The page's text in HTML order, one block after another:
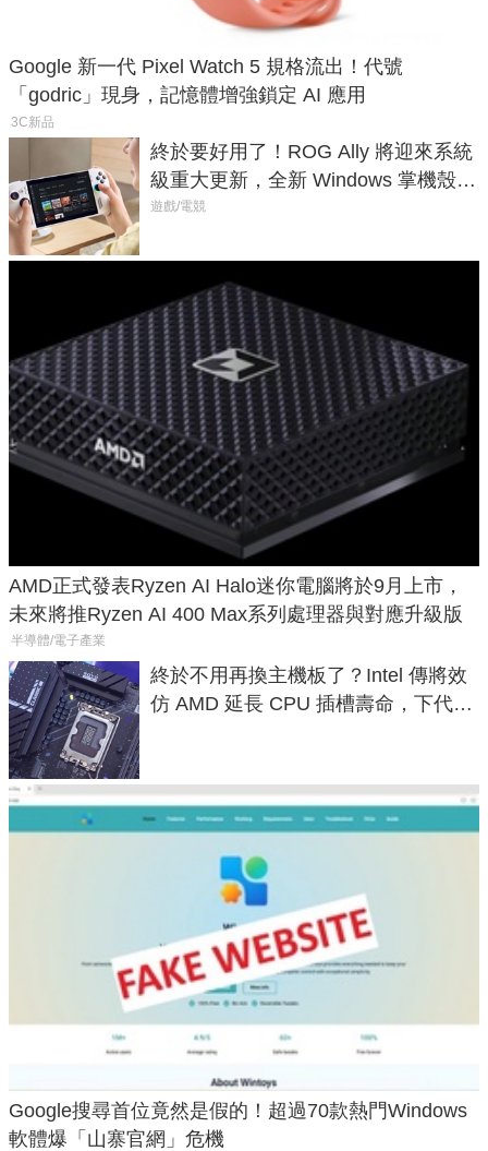
Google 新一代 Pixel Watch 5 規格流出！代號
「godric」現身，記憶體增強鎖定 AI 應用
3C新品
終於要好用了！ROG Ally 將迎來系統
級重大更新，全新 Windows 掌機殼模
式讓操作就像 Xbox 一樣順暢
遊戲/電競
AMD正式發表Ryzen AI Halo迷你電腦將於9月上市，
未來將推Ryzen AI 400 Max系列處理器與對應升級版
半導體/電子產業
終於不用再換主機板了？Intel 傳將效
仿 AMD 延長 CPU 插槽壽命，下代
Google搜尋首位竟然是假的！超過70款熱門Windows
軟體爆「山寨官網」危機